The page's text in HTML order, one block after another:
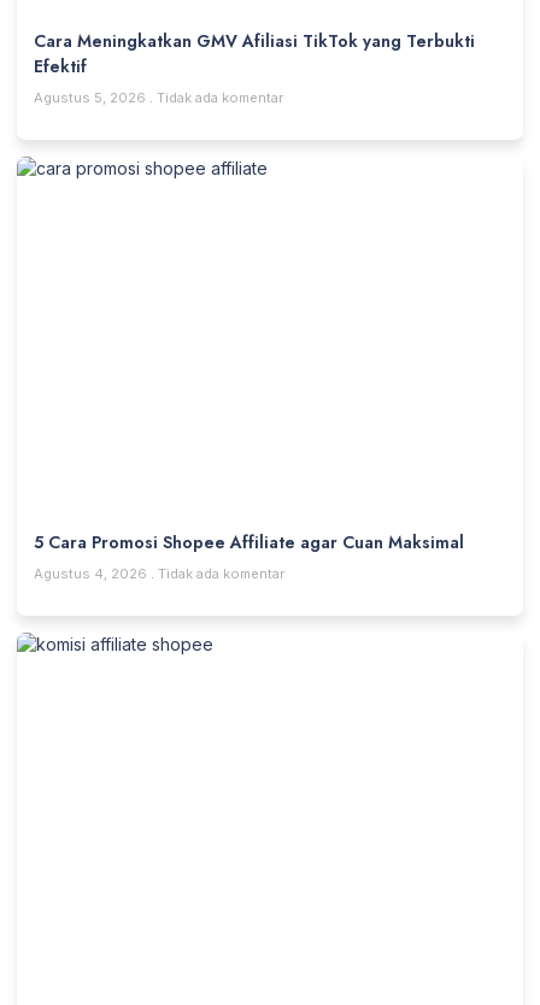
Cara Meningkatkan GMV Afiliasi TikTok yang Terbukti
Efektif
Agustus 5, 2026 Tidak ada komentar
5 Cara Promosi Shopee Affiliate agar Cuan Maksimal
Agustus 4, 2026 Tidak ada komentar